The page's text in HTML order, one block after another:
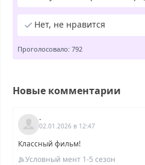
Нет, не нравится
Проголосовало: 792
Новые комментарии
.
02.01.2026 в 12:47
Классный фильм!
Условный мент 1-5 сезон